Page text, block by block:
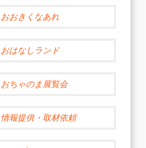
おおきくなあれ
おはなしランド
おちゃのま展覧会
情報提供・取材依頼